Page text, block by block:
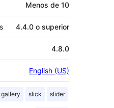
Menos de 10
4.4.0 o superior
4.8.0
English (US)
gallery slick slider